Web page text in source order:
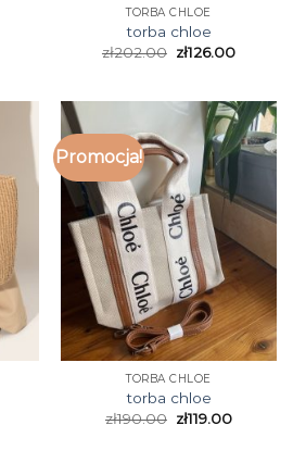
TORBA CHLOE
torba chloe
zł202.00 zł126.00
Promocja!
TORBA CHLOE
torba chloe
zł190.00 zł119.00